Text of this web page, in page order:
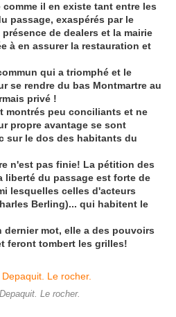
il en existe tant entre les
passage, exaspérés par le
de dealers et la mairie
à en assurer la restauration et
qui a triomphé et le
se rendre du bas Montmartre au
privé !
montrés peu conciliants et ne
propre avantage se sont
sur le dos des habitants du
n'est pas finie! La pétition des
liberté du passage est forte de
lesquelles celles d'acteurs
Berling)... qui habitent le
dernier mot, elle a des pouvoirs
feront tombert les grilles!
Le rocher.